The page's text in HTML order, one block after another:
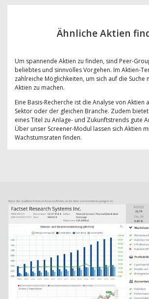
Ähnliche Aktien
Um spannende Aktien zu finden, sind Peer-
beliebtes und sinnvolles Vorgehen. Im Aktien-
zahlreiche Möglichkeiten, um sich auf die Suche
Aktien zu machen.
Eine Basis-Recherche ist die Analyse von Aktien
Sektor oder der gleichen Branche. Zudem
eines Titel zu Anlage- und Zukunftstrends gute
Über unser Screener-Modul lassen sich Aktien
Wachstumsraten finden.